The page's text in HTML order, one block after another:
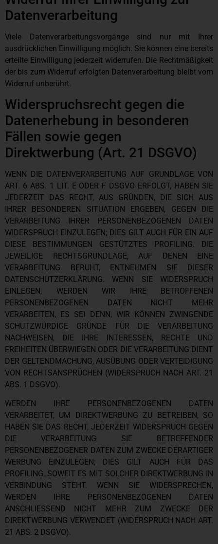
Datenverarbeitung
Viele Datenverarbeitungsvorgänge sind nur mit Ihrer
ausdrücklichen Einwilligung möglich. Sie können eine bereits
erteilte Einwilligung jederzeit widerrufen. Die Rechtmäßigkeit
der bis zum Widerruf erfolgten Datenverarbeitung bleibt vom
Widerruf unberührt.
Widerspruchsrecht gegen die
Datenerhebung in besonderen
Fällen sowie gegen
Direktwerbung (Art. 21 DSGVO)
WENN DIE DATENVERARBEITUNG AUF GRUNDLAGE VON
ART. 6 ABS. 1 LIT. E ODER F DSGVO ERFOLGT, HABEN SIE
JEDERZEIT DAS RECHT, AUS GRÜNDEN, DIE SICH AUS
IHRER BESONDEREN SITUATION ERGEBEN, GEGEN DIE
VERARBEITUNG IHRER PERSONENBEZOGENEN DATEN
WIDERSPRUCH EINZULEGEN; DIES GILT AUCH FÜR EIN AUF
DIESE BESTIMMUNGEN GESTÜTZTES PROFILING. DIE
JEWEILIGE RECHTSGRUNDLAGE, AUF DENEN EINE
VERARBEITUNG BERUHT, ENTNEHMEN SIE DIESER
DATENSCHUTZERKLÄRUNG. WENN SIE WIDERSPRUCH
EINLEGEN, WERDEN WIR IHRE BETROFFENEN
PERSONENBEZOGENEN DATEN NICHT MEHR
VERARBEITEN, ES SEI DENN, WIR KÖNNEN ZWINGENDE
SCHUTZWÜRDIGE GRÜNDE FÜR DIE VERARBEITUNG
NACHWEISEN, DIE IHRE INTERESSEN, RECHTE UND
FREIHEITEN ÜBERWIEGEN ODER DIE VERARBEITUNG DIENT
DER GELTENDMACHUNG, AUSÜBUNG ODER VERTEIDIGUNG
VON RECHTSANSPRÜCHEN (WIDERSPRUCH NACH ART. 21
ABS. 1 DSGVO).
WERDEN IHRE PERSONENBEZOGENEN DATEN
VERARBEITET, UM DIREKTWERBUNG ZU BETREIBEN, SO
HABEN SIE DAS RECHT, JEDERZEIT WIDERSPRUCH GEGEN
DIE VERARBEITUNG SIE BETREFFENDER
PERSONENBEZOGENER DATEN ZUM ZWECKE DERARTIGER
WERBUNG EINZULEGEN; DIES GILT AUCH FÜR DAS
PROFILING, SOWEIT ES MIT SOLCHER DIREKTWERBUNG IN
VERBINDUNG STEHT. WENN SIE WIDERSPRECHEN,
WERDEN IHRE PERSONENBEZOGENEN DATEN
ANSCHLIESSEND NICHT MEHR ZUM ZWECKE DER
DIREKTWERBUNG VERWENDET (WIDERSPRUCH NACH ART.
21 ABS. 2 DSGVO).